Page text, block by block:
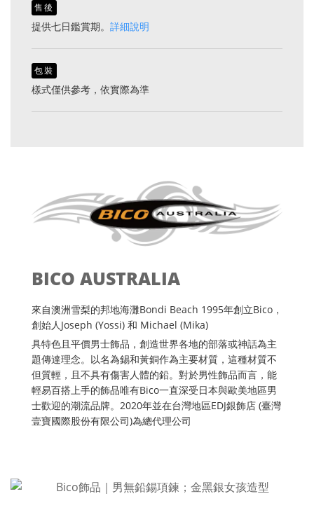
售後
提供七日鑑賞期。 詳細說明
包裝
樣式僅供參考，依實際為準
BICO AUSTRALIA
來自澳洲雪梨的邦地海灘Bondi Beach 1995年創立Bico，
創始人Joseph (Yossi) 和 Michael (Mika)
具特色且平價男士飾品，創造世界各地的部落或神話為主
題傳達理念。以名為錫和黃銅作為主要材質，這種材質不
但質輕，且不具有傷害人體的鉛。對於男性飾品而言，能
輕易百搭上手的飾品唯有Bico一直深受日本與歐美地區男
士歡迎的潮流品牌。2020年並在台灣地區EDJ銀飾店 (臺灣
壹寶國際股份有限公司)為總代理公司